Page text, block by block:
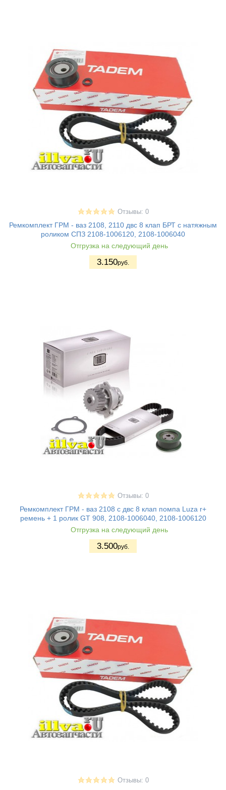
Отзывы: 0
Ремкомплект ГРМ - ваз 2108, 2110 двс 8 клап БРТ с натяжным
роликом СПЗ 2108-1006120, 2108-1006040
Отгрузка на следующий день
3.150руб.
Отзывы: 0
Ремкомплект ГРМ - ваз 2108 с двс 8 клап помпа Luza r+
ремень + 1 ролик GT 908, 2108-1006040, 2108-1006120
Отгрузка на следующий день
3.500руб.
Отзывы: 0